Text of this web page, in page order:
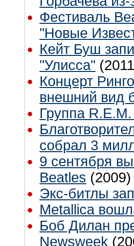
Фестиваль
"Новые
Кейт Буш
"Улисса"
Концерт
внешний вид
Группа
собрал 3
9 сентября
Beatles (2009)
Экс-битлы
Metallica
Боб Дилан
Newsweek